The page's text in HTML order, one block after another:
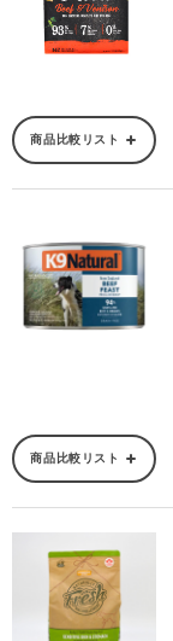
商品比較リスト
商品比較リスト